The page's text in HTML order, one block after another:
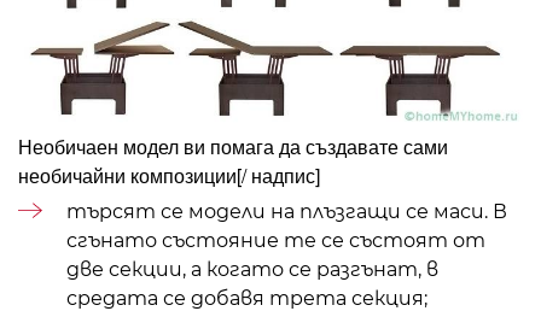
Необичаен модел ви помага да създавате сами
необичайни композиции[/ надпис]
търсят се модели на плъзгащи се маси. В
сгънато състояние те се състоят от
две секции, а когато се разгънат, в
средата се добавя трета секция;